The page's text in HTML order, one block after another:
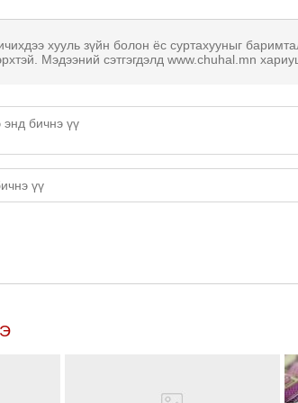
хууль зүйн болон ёс суртахууныг
Мэдээний сэтгэгдэлд www.chuhal.mn